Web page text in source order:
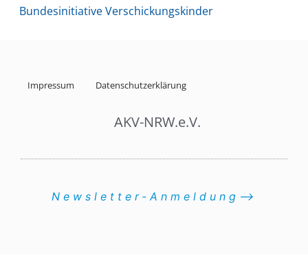
Bundesinitiative Verschickungskinder
Impressum Datenschutzerklärung
AKV-NRW.e.V.
Newsletter-Anmeldung⟶